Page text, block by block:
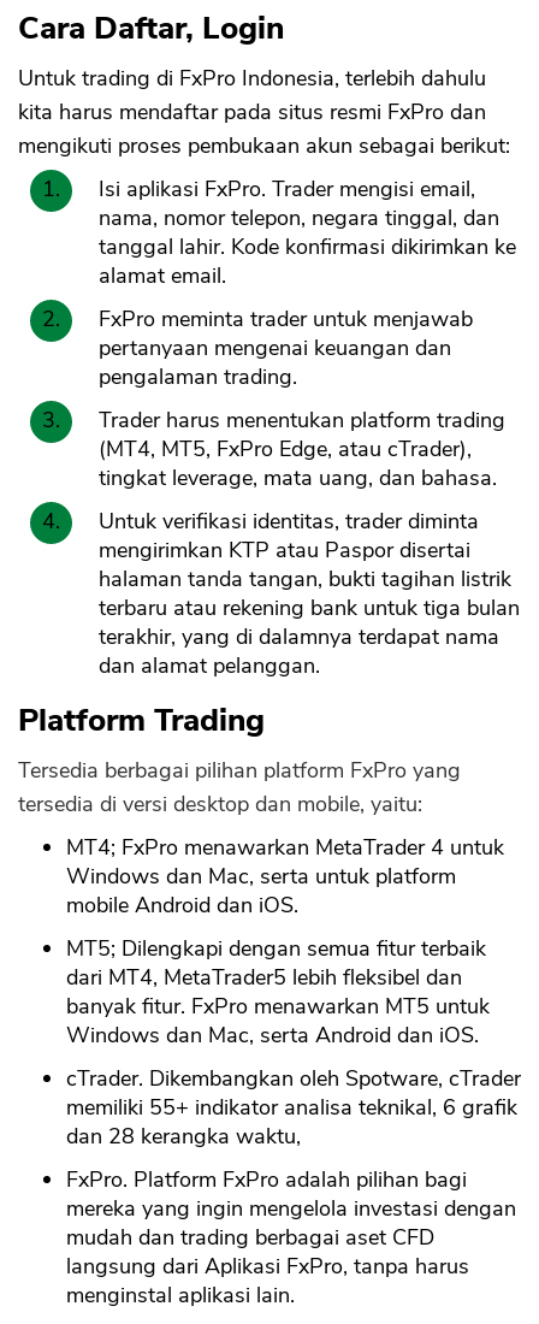
Cara Daftar, Login
Untuk trading di FxPro Indonesia, terlebih dahulu
kita harus mendaftar pada situs resmi FxPro dan
mengikuti proses pembukaan akun sebagai berikut:
Isi aplikasi FxPro. Trader mengisi email,
nama, nomor telepon, negara tinggal, dan
tanggal lahir. Kode konfirmasi dikirimkan ke
alamat email.
FxPro meminta trader untuk menjawab
pertanyaan mengenai keuangan dan
pengalaman trading.
Trader harus menentukan platform trading
(MT4, MT5, FxPro Edge, atau cTrader),
tingkat leverage, mata uang, dan bahasa.
Untuk verifikasi identitas, trader diminta
mengirimkan KTP atau Paspor disertai
halaman tanda tangan, bukti tagihan listrik
terbaru atau rekening bank untuk tiga bulan
terakhir, yang di dalamnya terdapat nama
dan alamat pelanggan.
Platform Trading
Tersedia berbagai pilihan platform FxPro yang
tersedia di versi desktop dan mobile, yaitu:
MT4; FxPro menawarkan MetaTrader 4 untuk
Windows dan Mac, serta untuk platform
mobile Android dan iOS.
MT5; Dilengkapi dengan semua fitur terbaik
dari MT4, MetaTrader5 lebih fleksibel dan
banyak fitur. FxPro menawarkan MT5 untuk
Windows dan Mac, serta Android dan iOS.
cTrader. Dikembangkan oleh Spotware, cTrader
memiliki 55+ indikator analisa teknikal, 6 grafik
dan 28 kerangka waktu,
FxPro. Platform FxPro adalah pilihan bagi
mereka yang ingin mengelola investasi dengan
mudah dan trading berbagai aset CFD
langsung dari Aplikasi FxPro, tanpa harus
menginstal aplikasi lain.